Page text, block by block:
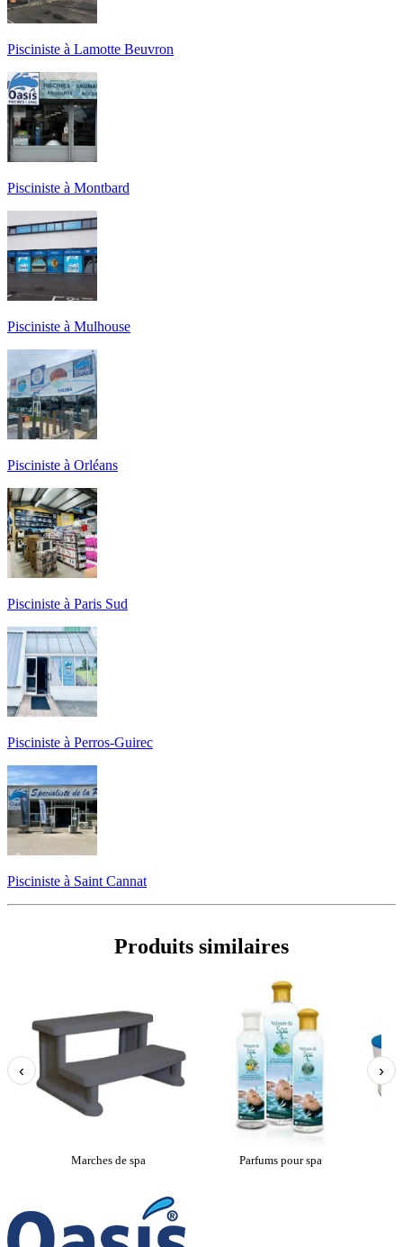
Pisciniste à Lamotte Beuvron
Pisciniste à Montbard
Pisciniste à Mulhouse
Pisciniste à Orléans
Pisciniste à Paris Sud
Pisciniste à Perros-Guirec
Pisciniste à Saint Cannat
Produits similaires
‹
Marches de spa Parfums pour spa
›